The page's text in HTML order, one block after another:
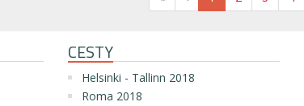
CESTY
Helsinki - Tallinn 2018
Roma 2018